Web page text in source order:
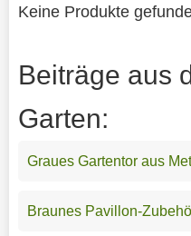
Keine Produkte
Beiträge aus
Garten:
Graues Gartentor aus
Braunes Pavillon-